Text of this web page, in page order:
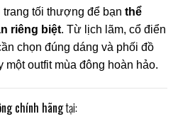
trang tối thượng để bạn thể
riêng biệt. Từ lịch lãm, cổ điển
chọn đúng dáng và phối đồ
một outfit mùa đông hoàn hảo.
chính hãngtại: